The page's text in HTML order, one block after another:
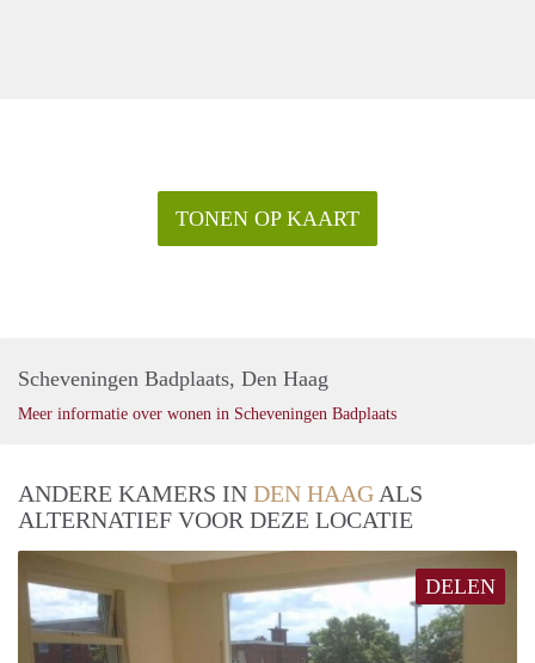
TONEN OP KAART
Scheveningen Badplaats, Den Haag
Meer informatie over wonen in Scheveningen Badplaats
ANDERE KAMERS IN DEN HAAG ALS
ALTERNATIEF VOOR DEZE LOCATIE
DELEN